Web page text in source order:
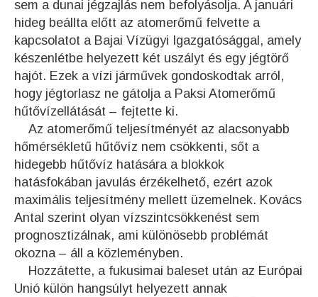
sem a dunai jégzajlás nem befolyásolja. A januári
hideg beállta előtt az atomerőmű felvette a
kapcsolatot a Bajai Vízügyi Igazgatósággal, amely
készenlétbe helyezett két uszályt és egy jégtörő
hajót. Ezek a vízi járművek gondoskodtak arról,
hogy jégtorlasz ne gátolja a Paksi Atomerőmű
hűtővízellátását – fejtette ki.
Az atomerőmű teljesítményét az alacsonyabb
hőmérsékletű hűtővíz nem csökkenti, sőt a
hidegebb hűtővíz hatására a blokkok
hatásfokában javulás érzékelhető, ezért azok
maximális teljesítmény mellett üzemelnek. Kovács
Antal szerint olyan vízszintcsökkenést sem
prognosztizálnak, ami különösebb problémát
okozna – áll a közleményben.
Hozzátette, a fukusimai baleset után az Európai
Unió külön hangsúlyt helyezett annak